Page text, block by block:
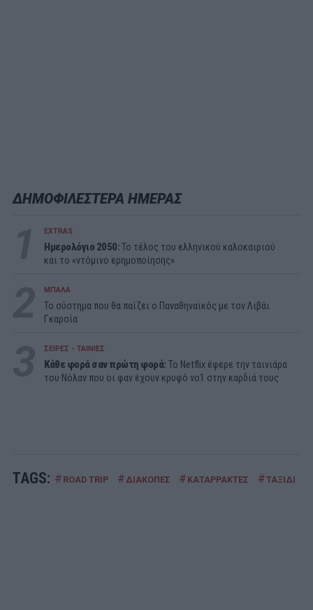
ΔΗΜΟΦΙΛΕΣΤΕΡΑ ΗΜΕΡΑΣ
EXTRAS
Ημερολόγιο 2050:To τέλος του ελληνικού καλοκαιριού
και το «ντόμινο ερημοποίησης»
ΜΠΑΛΑ
Το σύστημα που θα παίζει ο Παναθηναϊκός με τον Λιβάι
Γκαρσία
ΣΕΙΡΕΣ - ΤΑΙΝΙΕΣ
Κάθε φορά σαν πρώτη φορά: Το Netflix έφερε την ταινιάρα
του Νόλαν που οι φαν έχουν κρυφό νο1 στην καρδιά τους
TAGS: # ROAD TRIP # ΔΙΑΚΟΠΕΣ # ΚΑΤΑΡΡΑΚΤΕΣ #ΤΑΞΙΔΙ